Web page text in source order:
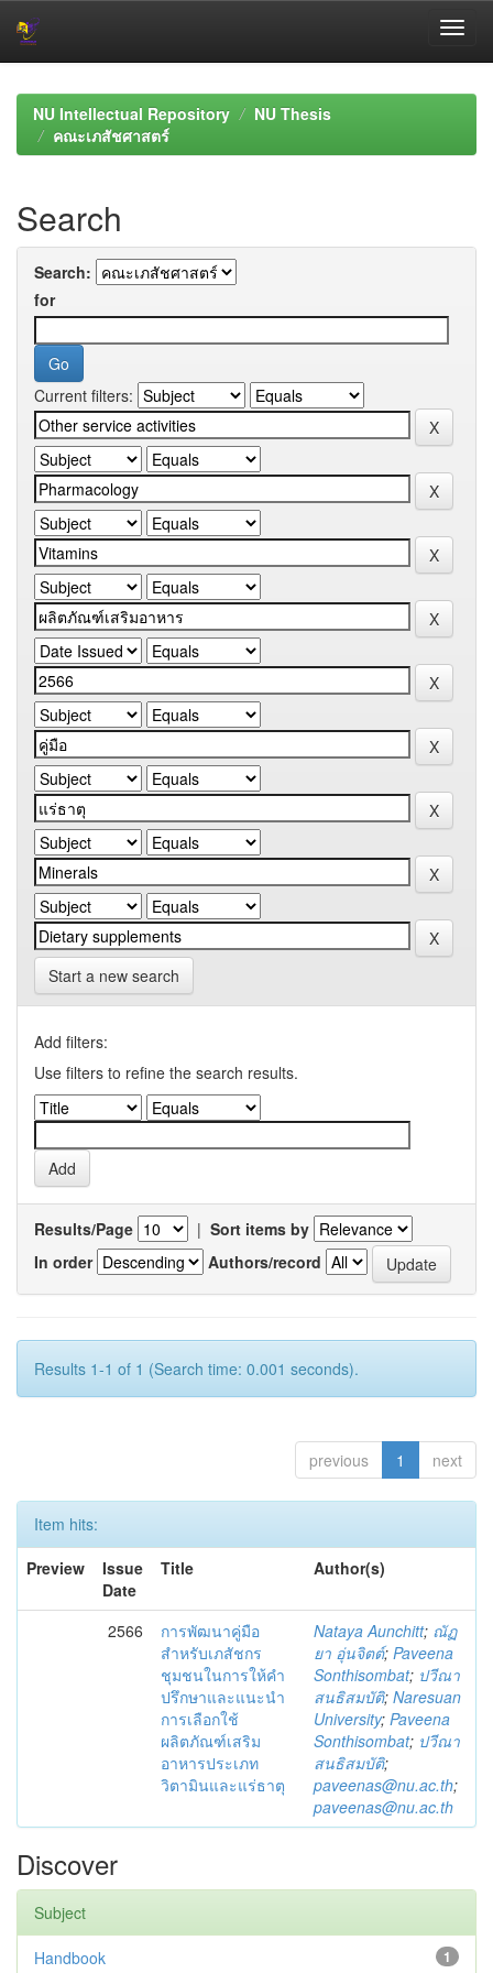
navigationNU Intellectual Repository
NU Thesis
คณะเภสัชศาสตร์
Search
Search:
for
Current filters:
Start a new search
Add filters:
Use filters to refine the search results.
Results/Page | Sort items by
In order
Authors/record
Results 1-1 of 1 (Search time: 0.001 seconds).
previous 1 next
Item hits:
Preview
Issue
Date
Title Author(s)
2566
การพัฒนาคู่มือ
สำหรับเภสัชกร
ชุมชนในการให้คำ
ปรึกษาและแนะนำ
การเลือกใช้
ผลิตภัณฑ์เสริม
อาหารประเภท
วิตามินและแร่ธาตุ
Nataya Aunchitt; ณัฏ
ยา อุ่นจิตต์; Paveena
Sonthisombat; ปวีณา
สนธิสมบัติ; Naresuan
University; Paveena
Sonthisombat; ปวีณา
สนธิสมบัติ;
paveenas@nu.ac.th;
paveenas@nu.ac.th
Discover
Subject
1
Handbook